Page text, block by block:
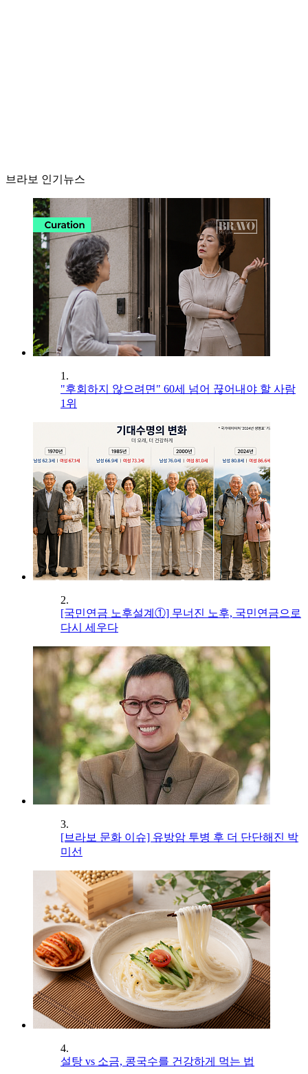
브라보 인기뉴스
1.
"후회하지 않으려면" 60세 넘어 끊어내야 할 사람
1위
2.
[국민연금 노후설계①] 무너진 노후, 국민연금으로
다시 세우다
3.
[브라보 문화 이슈] 유방암 투병 후 더 단단해진 박
미선
4.
설탕 vs 소금, 콩국수를 건강하게 먹는 법